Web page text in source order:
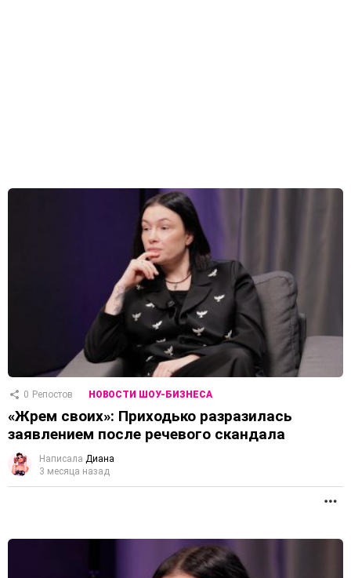
0 Репостов НОВОСТИ ШОУ-БИЗНЕСА
«Жрем своих»: Приходько разразилась
заявлением после речевого скандала
Написала Диана
3 месяца назад